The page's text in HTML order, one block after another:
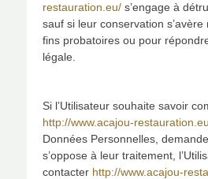
restauration.eu/ s’engage à
sauf si leur conservation
fins probatoires ou pour
légale.
Si l’Utilisateur souhaite savoir
http://www.acajou-
Données Personnelles,
s’oppose à leur traitement,
contacter http://www.acajou-